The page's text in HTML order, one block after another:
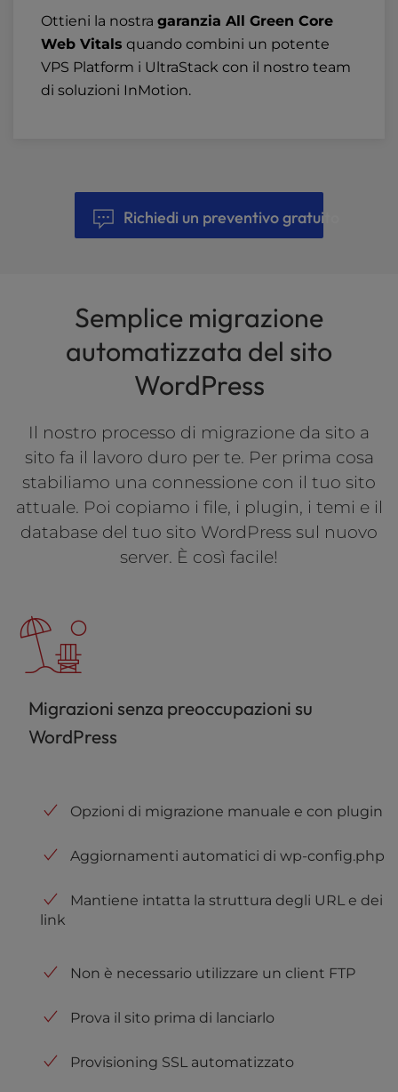
Ottieni la nostra garanzia All Green Core
Web Vitals quando combini un potente
VPS Platform i UltraStack con il nostro team
di soluzioni InMotion.
Richiedi un preventivo gratuito
Semplice migrazione
automatizzata del sito
WordPress
Il nostro processo di migrazione da sito a
sito fa il lavoro duro per te. Per prima cosa
stabiliamo una connessione con il tuo sito
attuale. Poi copiamo i file, i plugin, i temi e il
database del tuo sito WordPress sul nuovo
server. È così facile!
Migrazioni senza preoccupazioni su
WordPress
Opzioni di migrazione manuale e con plugin
Aggiornamenti automatici di wp-config.php
Mantiene intatta la struttura degli URL e dei
link
Non è necessario utilizzare un client FTP
Prova il sito prima di lanciarlo
Provisioning SSL automatizzato